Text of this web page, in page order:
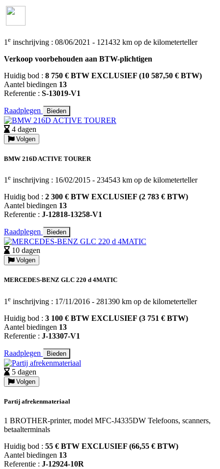
1 e inschrijving : 08/06/2021 - 121432 km op de kilometerteller
Verkoop voorbehouden aan BTW-plichtigen
Huidig bod : 8 750 € BTW EXCLUSIEF (10 587,50 € BTW)
Aantel biedingen 13
Referentie : S-13019-V1
Raadplegen Bieden
4 dagen
Volgen
BMW 216D ACTIVE TOURER
1 e inschrijving : 16/02/2015 - 234543 km op de kilometerteller
Huidig bod : 2 300 € BTW EXCLUSIEF (2 783 € BTW)
Aantel biedingen 13
Referentie : J-12818-13258-V1
Raadplegen Bieden
10 dagen
Volgen
MERCEDES-BENZ GLC 220 d 4MATIC
1 e inschrijving : 17/11/2016 - 281390 km op de kilometerteller
Huidig bod : 3 100 € BTW EXCLUSIEF (3 751 € BTW)
Aantel biedingen 13
Referentie : J-13307-V1
Raadplegen Bieden
5 dagen
Volgen
Partij afrekenmateriaal
1 BROTHER-printer, model MFC-J4335DW Telefoons, scanners,
betaalterminals
Huidig bod : 55 € BTW EXCLUSIEF (66,55 € BTW)
Aantel biedingen 13
Referentie : J-12924-10R